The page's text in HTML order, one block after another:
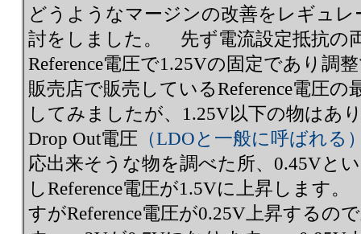
どうようなマージンの改善をレギュ
討をしました。 先ず電流設定抵抗の
Reference電圧で1.25Vの固定であり
販売店で販売しているReference電圧
してみましたが、1.25V以下の物は
Drop Out電圧 （LDOと一般に呼ばれる
応出来そうな物を調べた所、0.45Vと
しReference電圧が1.5Vに上昇します
すがReference電圧が0.25V上昇するの